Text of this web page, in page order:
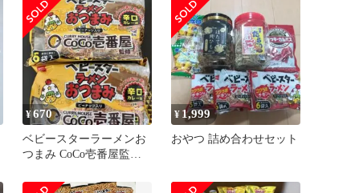
¥670
ベビースターラーメンお
つまみ CoCo壱番屋監修 6
¥ 1,999
おやつ 詰め合わせセット